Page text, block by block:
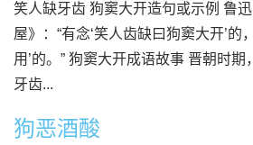
笑人缺牙齿 狗窦大开造句或示例 鲁
屋》：“有念‘笑人齿缺曰狗窦大开’的
用’的。” 狗窦大开成语故事 晋朝时
牙齿...
狗恶酒酸